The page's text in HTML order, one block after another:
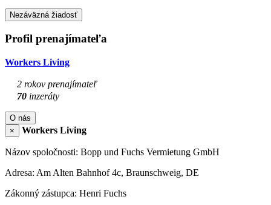
Nezáväzná žiadosť
Profil prenajímateľa
Workers Living
2 rokov prenajímateľ
70 inzeráty
O nás
×
Workers Living
Názov spoločnosti: Bopp und Fuchs Vermietung GmbH
Adresa: Am Alten Bahnhof 4c, Braunschweig, DE
Zákonný zástupca: Henri Fuchs